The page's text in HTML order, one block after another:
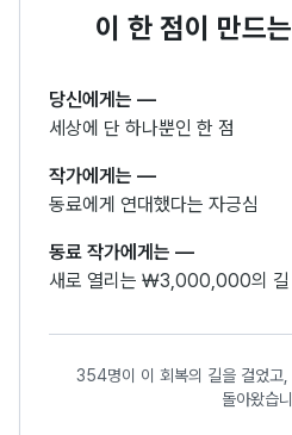
이 한 점이 만드
당신에게는 —
세상에 단 하나뿐인 한 점
작가에게는 —
동료에게 연대했다는 자긍심
동료 작가에게는 —
새로 열리는 ₩3,000,000의 길
354명이 이 회복의 길을 걸었고
돌아왔습